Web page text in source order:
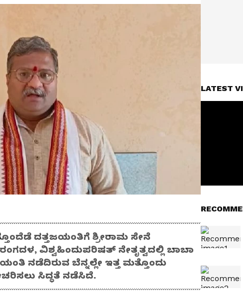
ದತ್ತಜಯಂತಿಗೆ ಶ್ರೀರಾಮ ಸೇನೆ
ವಿಶ್ವಹಿಂದುಪರಿಷತ್ ನೇತೃತ್ವದಲ್ಲಿ ಬಾಬಾ
ನಡೆದಿರುವ ಬೆನ್ನಲ್ಲೇ ಇತ್ತ ಮತ್ತೊಂದು
ಸಿದ್ಧತೆ ನಡೆಸಿದೆ.
LATEST